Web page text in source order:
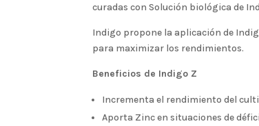
curadas con Solución biológica de
Indigo propone la aplicación de
para maximizar los rendimientos.
Beneficios de Indigo Z
Incrementa el rendimiento del
Aporta Zinc en situaciones de